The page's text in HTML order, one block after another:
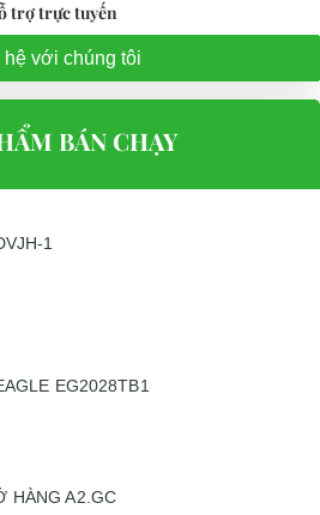
trợ trực tuyến
hệ với chúng tôi
BÁN CHẠY
1
EG2028TB1
HÀNG A2.GC